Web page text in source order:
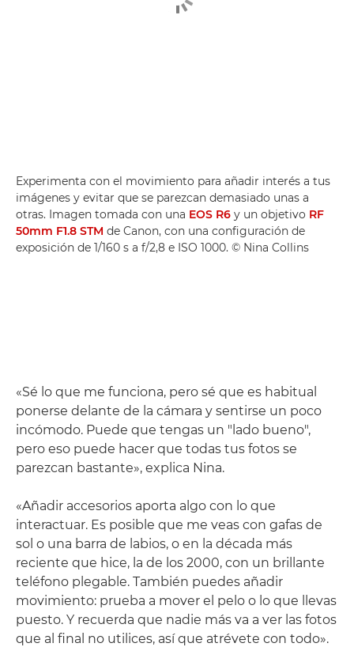
Experimenta con el movimiento para añadir interés a tus
imágenes y evitar que se parezcan demasiado unas a
otras. Imagen tomada con una EOS R6 y un objetivo RF
50mm F1.8 STM de Canon, con una configuración de
exposición de 1/160 s a f/2,8 e ISO 1000. © Nina Collins
«Sé lo que me funciona, pero sé que es habitual
ponerse delante de la cámara y sentirse un poco
incómodo. Puede que tengas un "lado bueno",
pero eso puede hacer que todas tus fotos se
parezcan bastante», explica Nina.
«Añadir accesorios aporta algo con lo que
interactuar. Es posible que me veas con gafas de
sol o una barra de labios, o en la década más
reciente que hice, la de los 2000, con un brillante
teléfono plegable. También puedes añadir
movimiento: prueba a mover el pelo o lo que llevas
puesto. Y recuerda que nadie más va a ver las fotos
que al final no utilices, así que atrévete con todo».